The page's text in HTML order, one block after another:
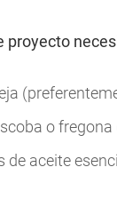
proyecto
o fregona
de aceite